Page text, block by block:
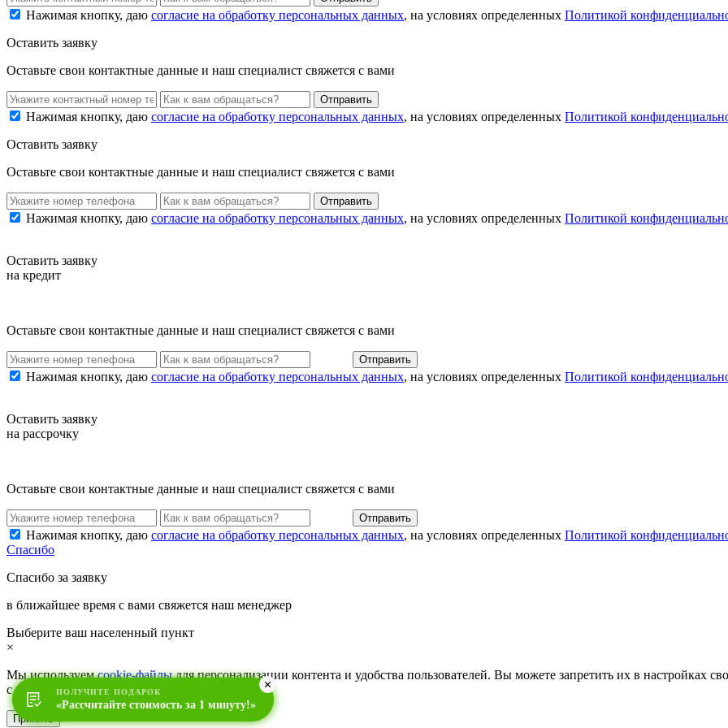
Нажимая кнопку, даю согласие на обработку персональных данных, на условиях определенных Политикой
Оставить заявку
Оставьте свои контактные данные и наш специалист свяжется с вами
Нажимая кнопку, даю согласие на обработку персональных данных, на условиях определенных Политикой
Оставить заявку
Оставьте свои контактные данные и наш специалист свяжется с вами
Нажимая кнопку, даю согласие на обработку персональных данных, на условиях определенных Политикой
Оставить заявку
на кредит
Оставьте свои контактные данные и наш специалист свяжется с вами
Нажимая кнопку, даю согласие на обработку персональных данных, на условиях определенных Политикой
Оставить заявку
на рассрочку
Оставьте свои контактные данные и наш специалист свяжется с вами
Нажимая кнопку, даю согласие на обработку персональных данных, на условиях определенных Политикой
Спасибо
Спасибо за заявку
в ближайшее время с вами свяжется наш менеджер
ПОЛУЧИТЕ ПОДАРОК
«Рассчитайте стоимость за 1 минуту!»
Выберите ваш населенный пункт
×
Мы используемcookie-файлыдля персонализации контента и удобства пользователей. Вы можете запретить их в настройках
сполитикой конфиденциальности
Принять